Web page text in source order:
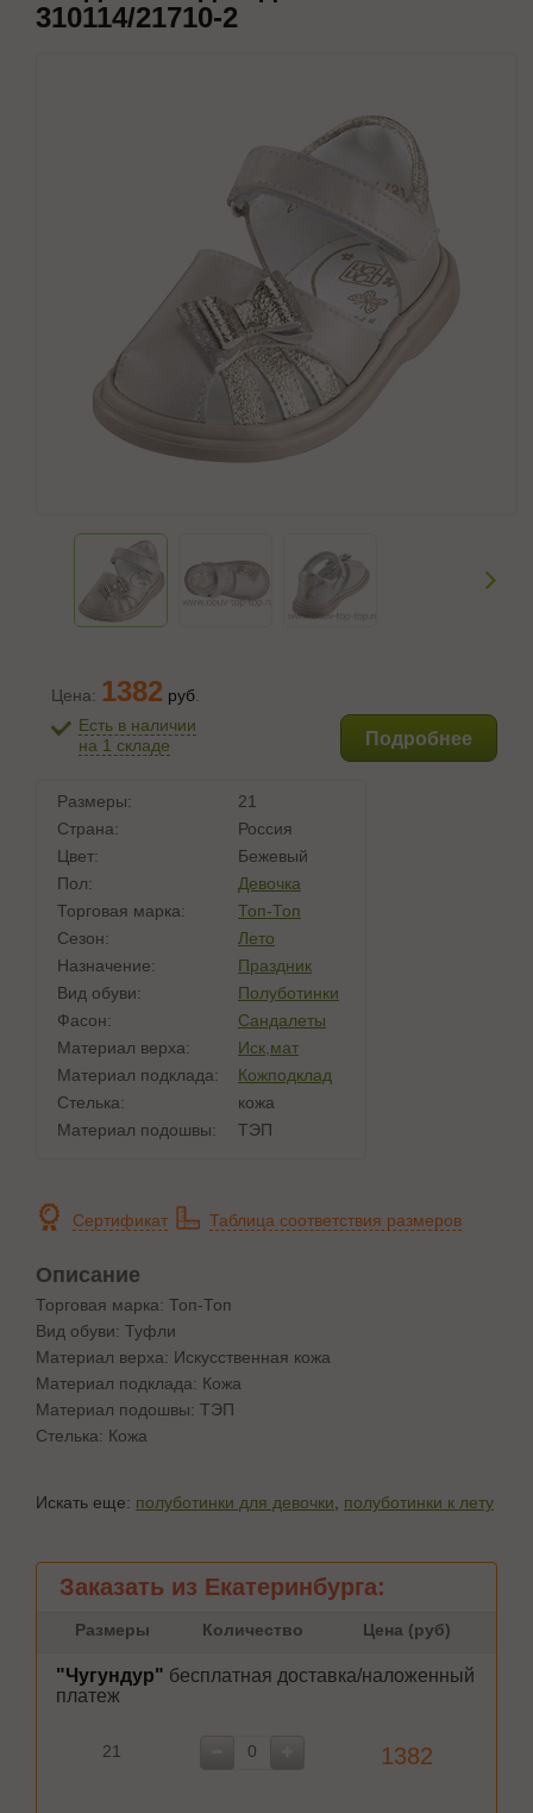
310114/21710-2
Цена: 1382 руб
Есть в наличии
на 1 складе
Подробнее
Размеры:
21
Страна:
Россия
Цвет:
Бежевый
Пол:
Девочка
Торговая марка:
Топ-Топ
Сезон:
Лето
Назначение:
Праздник
Вид обуви:
Полуботинки
Фасон:
Сандалеты
Материал верха:
Иск,мат
Материал подклада:
Кожподклад
Стелька:
кожа
Материал подошвы:
ТЭП
Сертификат Таблица соответствия размеров
Описание
Торговая марка: Топ-Топ
Вид обуви: Туфли
Материал верха: Искусственная кожа
Материал подклада: Кожа
Материал подошвы: ТЭП
Стелька: Кожа
Искать еще: полуботинки для девочки полуботинки к лету
Заказать из Екатеринбурга:
Размеры Количество Цена (руб)
"Чугундур" бесплатная доставка/наложенный
платеж
21 1382